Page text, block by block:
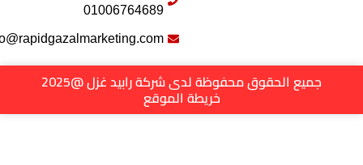
01006764689
info@rapidgazalmarketing.com
جميع الحقوق محفوظة لدى شركة رابيد غزل @2025
خريطة الموقع